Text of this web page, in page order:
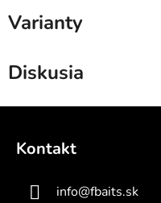
Varianty
Diskusia
Kontakt
info@fbaits.sk